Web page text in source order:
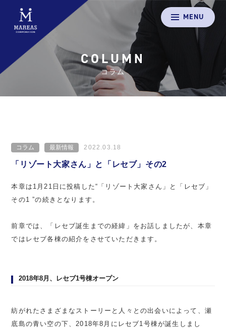
MENU
COLUMN
コラム
コラム 最新情報 2022.03.18
「リゾート大家さん」と「レセブ」その2
本章は1月21日に投稿した“「リゾート大家さん」と「レセブ」
その1 ”の続きとなります。
前章では、「レセブ誕生までの経緯」をお話しましたが、本章
ではレセブ各棟の紹介をさせていただきます。
2018年8月、レセブ1号棟オープン
紡がれたさまざまなストーリーと人々との出会いによって、瀬
底島の青い空の下、2018年8月にレセブ1号棟が誕生しまし